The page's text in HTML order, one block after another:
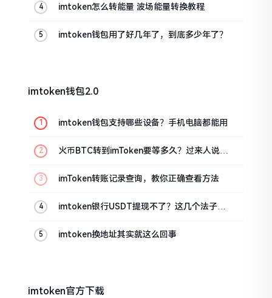
imtoken怎么转能量 波场能量转换教程
imtoken钱包用了好几年了，到底多少年了？
imtoken钱包2.0
imtoken钱包支持哪些设备？手机电脑都能用
火币BTC转到imToken要等多久？过来人说说
imToken转账记录查询，教你正确查看方法
imtoken银行USDT提现不了？这几个法子能
imtoken换地址其实就这么回事
imtoken官方下载